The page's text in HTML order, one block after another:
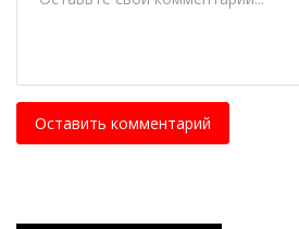
Оставить комментарий